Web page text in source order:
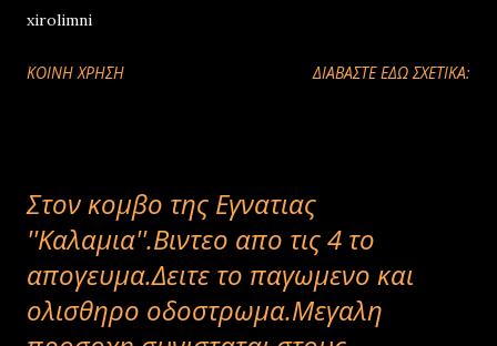
xirolimni
ΚΟΙΝΉ ΧΡΉΣΗ ΔΙΑΒΑΣΤΕ ΕΔΩ ΣΧΕΤΙΚΑ:
Στον κομβο της Εγνατιας
''Καλαμια''.Βιντεο απο τις 4 το
απογευμα.Δειτε το παγωμενο και
ολισθηρο οδοστρωμα.Μεγαλη